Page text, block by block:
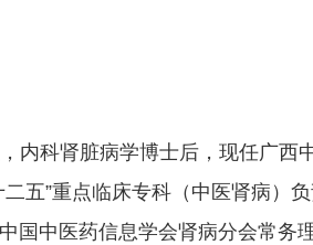
内科肾脏病学博士后，现任广西
五”重点临床专科（中医肾病）
国中医药信息学会肾病分会常务